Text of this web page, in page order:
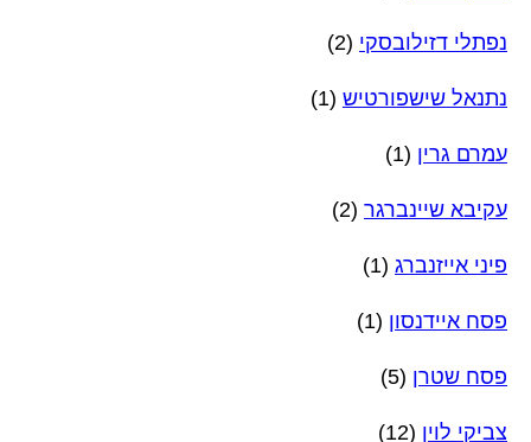
נפתלי דזילובסקי (2)
נתנאל שישפורטיש (1)
עמרם גרין (1)
עקיבא שיינברגר (2)
פיני אייזנברג (1)
פסח איידנסון (1)
פסח שטרן (5)
צביקי לוין (12)